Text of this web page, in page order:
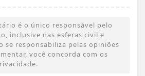
é o único responsável pelo
inclusive nas esferas civil e
se responsabiliza pelas opiniões
você concorda com os